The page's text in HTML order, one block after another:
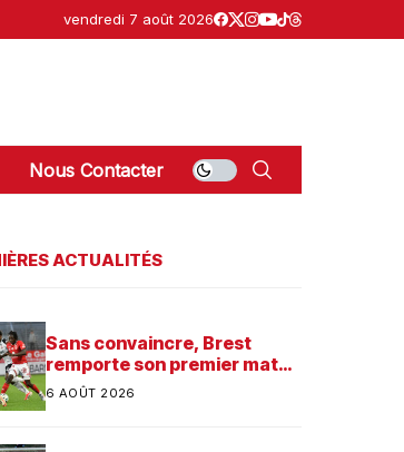
vendredi 7 août 2026
Nous Contacter
ACTUALITÉS
Sans convaincre, Brest
remporte son premier match
dans sa préparation contre
6 AOÛT 2026